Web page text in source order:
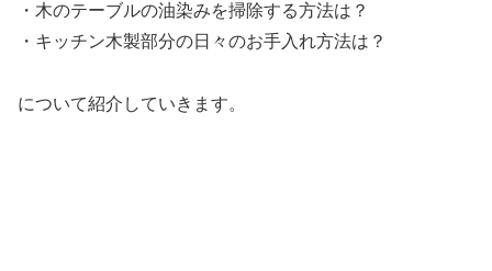
・木のテーブルの油染みを掃除する方法は？
・キッチン木製部分の日々のお手入れ方法は？
について紹介していきます。